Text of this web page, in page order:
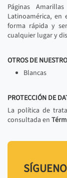
Páginas
Latinoamérica,
forma rápida y
cualquier lugar y
OTROS DE
Blancas
PROTECCIÓN DE
La política de
consultada en